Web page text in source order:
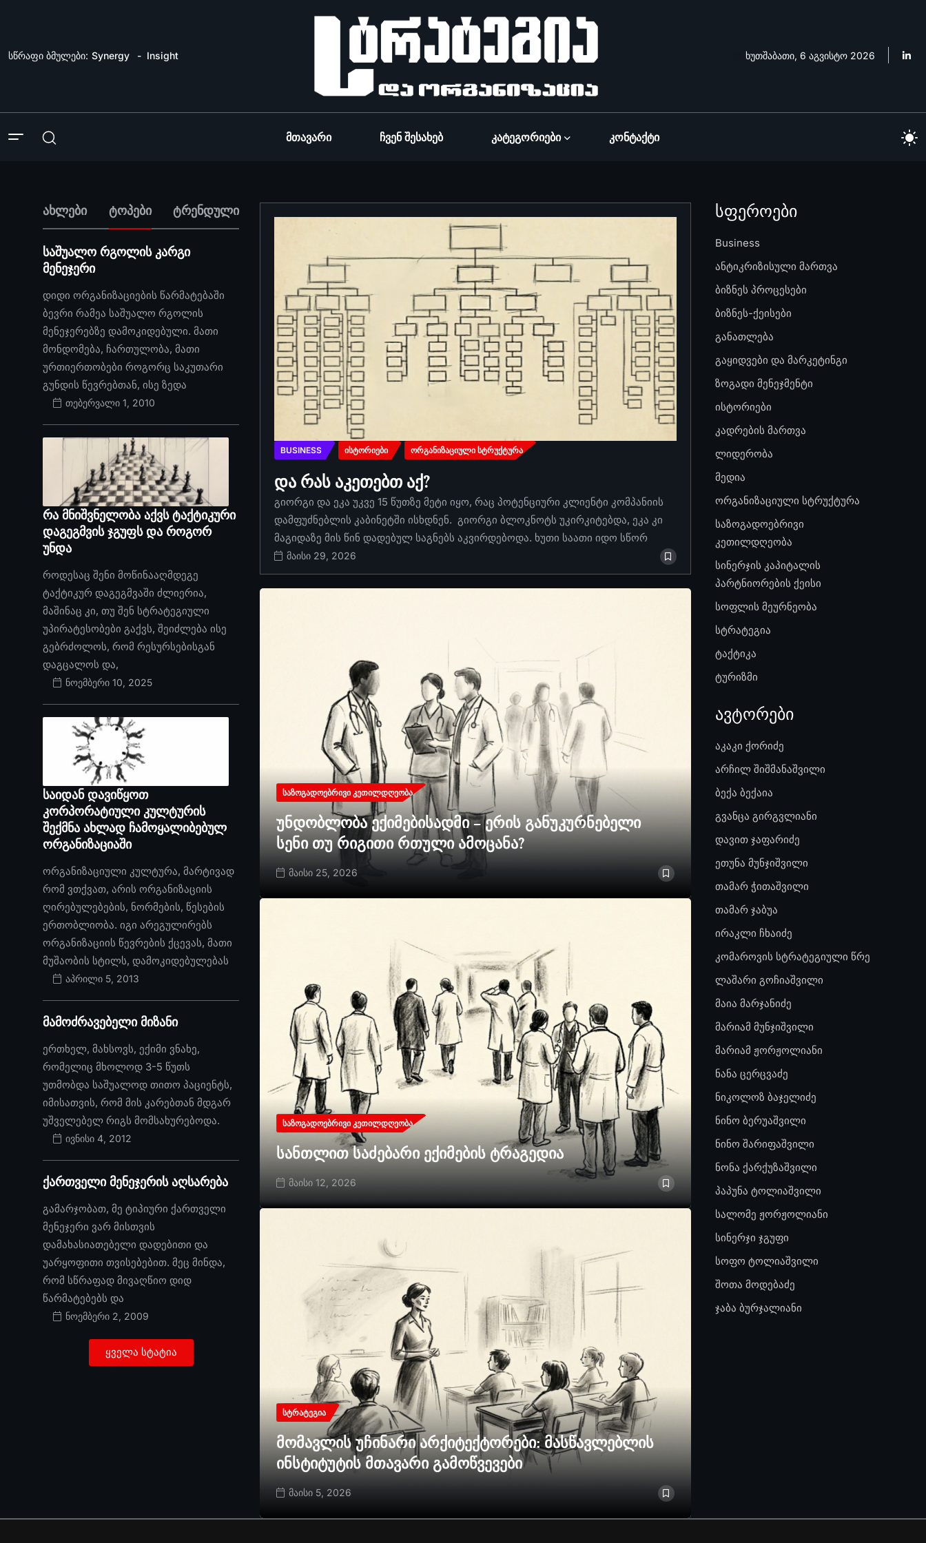
სწრაფი ბმულები: Synergy Insight ხუთშაბათი, 6 აგვისტო 2026
Მთავარი Ჩვენ Შესახებ Კატეგორიები Კონტაქტი
ახლები ტოპები ტრენდული
საშუალო რგოლის კარგი
მენეჯერი
დიდი ორგანიზაციების წარმატებაში
ბევრი რამეა საშუალო რგოლის
მენეჯერებზე დამოკიდებული. მათი
მონდომება, ჩართულობა, მათი
ურთიერთობები როგორც საკუთარი
გუნდის წევრებთან, ისე ზედა
თებერვალი 1, 2010
რა მნიშვნელობა აქვს ტაქტიკური
დაგეგმვის ჯგუფს და როგორ
უნდა
როდესაც შენი მოწინააღმდეგე
ტაქტიკურ დაგეგმვაში ძლიერია,
მაშინაც კი, თუ შენ სტრატეგიული
უპირატესობები გაქვს, შეიძლება ისე
გებრძოლოს, რომ რესურსებისგან
დაგცალოს და,
ნოემბერი 10, 2025
საიდან დავიწყოთ
კორპორატიული კულტურის
შექმნა ახლად ჩამოყალიბებულ
ორგანიზაციაში
ორგანიზაციული კულტურა, მარტივად
რომ ვთქვათ, არის ორგანიზაციის
ღირებულებების, ნორმების, წესების
ერთობლიობა. იგი არეგულირებს
ორგანიზაციის წევრების ქცევას, მათი
მუშაობის სტილს, დამოკიდებულებას
აპრილი 5, 2013
მამოძრავებელი მიზანი
ერთხელ, მახსოვს, ექიმი ვნახე,
რომელიც მხოლოდ 3-5 წუთს
უთმობდა საშუალოდ თითო პაციენტს,
იმისათვის, რომ მის კარებთან მდგარ
უშველებელ რიგს მომსახურებოდა.
ივნისი 4, 2012
ქართველი მენეჯერის აღსარება
გამარჯობათ, მე ტიპიური ქართველი
მენეჯერი ვარ მისთვის
დამახასიათებელი დადებითი და
უარყოფითი თვისებებით. მეც მინდა,
რომ სწრაფად მივაღწიო დიდ
წარმატებებს და
ნოემბერი 2, 2009
ყველა სტატია
BUSINESS ᲘᲡᲢᲝᲠᲘᲔᲑᲘ ᲝᲠᲒᲐᲜᲘᲖᲐᲪᲘᲣᲚᲘ ᲡᲢᲠᲣᲥᲢᲣᲠᲐ
და რას აკეთებთ აქ?
გიორგი და ეკა უკვე 15 წუთზე მეტი იყო, რაც პოტენციური კლიენტი კომპანიის
დამფუძნებლის კაბინეტში ისხდნენ. გიორგი ბლოკნოტს უკირკიტებდა, ეკა კი
მაგიდაზე მის წინ დადებულ საგნებს აკვირდებოდა. ხუთი საათი იდო სწორ
მაისი 29, 2026
ᲡᲐᲖᲝᲒᲐᲓᲝᲔᲑᲠᲘᲕᲘ ᲙᲔᲗᲘᲚᲓᲦᲔᲝᲑᲐ
უნდობლობა ექიმებისადმი – ერის განუკურნებელი
სენი თუ რიგითი რთული ამოცანა?
მაისი 25, 2026
ᲡᲐᲖᲝᲒᲐᲓᲝᲔᲑᲠᲘᲕᲘ ᲙᲔᲗᲘᲚᲓᲦᲔᲝᲑᲐ
სანთლით საძებარი ექიმების ტრაგედია
მაისი 12, 2026
ᲡᲢᲠᲐᲢᲔᲒᲘᲐ
მომავლის უჩინარი არქიტექტორები: მასწავლებლის
ინსტიტუტის მთავარი გამოწვევები
მაისი 5, 2026
სფეროები
Business
ანტიკრიზისული მართვა
ბიზნეს პროცესები
ბიზნეს-ქეისები
განათლება
გაყიდვები და მარკეტინგი
ზოგადი მენეჯმენტი
ისტორიები
კადრების მართვა
ლიდერობა
მედია
ორგანიზაციული სტრუქტურა
საზოგადოებრივი
კეთილდღეობა
სინერჯის კაპიტალის
პარტნიორების ქეისი
სოფლის მეურნეობა
სტრატეგია
ტაქტიკა
ტურიზმი
ავტორები
აკაკი ქორიძე
არჩილ შიშმანაშვილი
ბექა ბექაია
გვანცა გირგვლიანი
დავით ჯაფარიძე
ეთუნა მუნჯიშვილი
თამარ ჭითაშვილი
თამარ ჯაბუა
ირაკლი ჩხაიძე
კომაროვის სტრატეგიული წრე
ლაშარი გოჩიაშვილი
მაია მარჯანიძე
მარიამ მუნჯიშვილი
მარიამ ჟორჟოლიანი
ნანა ცერცვაძე
ნიკოლოზ ბაჯელიძე
ნინო ბერუაშვილი
ნინო შარიფაშვილი
ნონა ქარქუზაშვილი
პაპუნა ტოლიაშვილი
სალომე ჟორჟოლიანი
სინერჯი ჯგუფი
სოფო ტოლიაშვილი
შოთა მოდებაძე
ჯაბა ბურჯალიანი